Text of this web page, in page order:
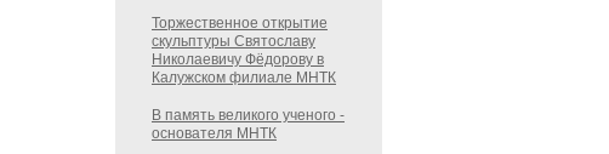
Торжественное открытие
скульптуры Святославу
Николаевичу Фёдорову в
Калужском филиале МНТК
В память великого ученого -
основателя МНТК